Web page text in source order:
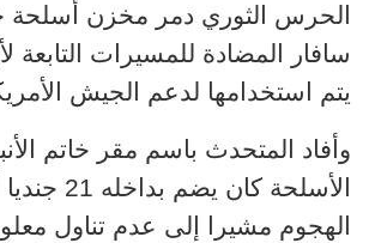
الحرس الثوري دمر مخزن
سافار المضادة للمسيرات التابعة
يتم استخدامها لدعم الجيش
وأفاد المتحدث باسم مقر خاتم
الأسلحة كان
الهجوم مشيرا إلى عدم تناول